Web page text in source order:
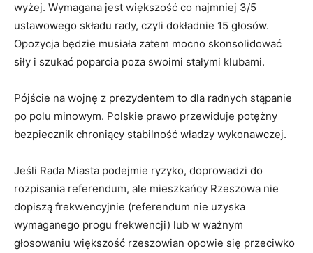
wyżej. Wymagana jest większość co najmniej 3/5
ustawowego składu rady, czyli dokładnie 15 głosów.
Opozycja będzie musiała zatem mocno skonsolidować
siły i szukać poparcia poza swoimi stałymi klubami.
Pójście na wojnę z prezydentem to dla radnych stąpanie
po polu minowym. Polskie prawo przewiduje potężny
bezpiecznik chroniący stabilność władzy wykonawczej.
Jeśli Rada Miasta podejmie ryzyko, doprowadzi do
rozpisania referendum, ale mieszkańcy Rzeszowa nie
dopiszą frekwencyjnie (referendum nie uzyska
wymaganego progu frekwencji) lub w ważnym
głosowaniu większość rzeszowian opowie się przeciwko